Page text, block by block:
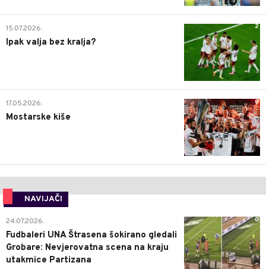
2
15.07.2026.
Ipak valja bez kralja?
0
17.05.2026.
Mostarske kiše
NAVIJAČI
0
24.07.2026.
Fudbaleri UNA Štrasena šokirano gledali
Grobare: Nevjerovatna scena na kraju
utakmice Partizana